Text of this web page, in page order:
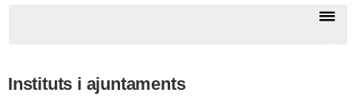
Instituts i ajuntaments